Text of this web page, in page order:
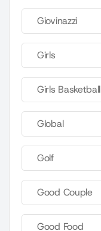
Giovinazzi
Girls
Girls Basketball
Global
Golf
Good Couple
Good Food